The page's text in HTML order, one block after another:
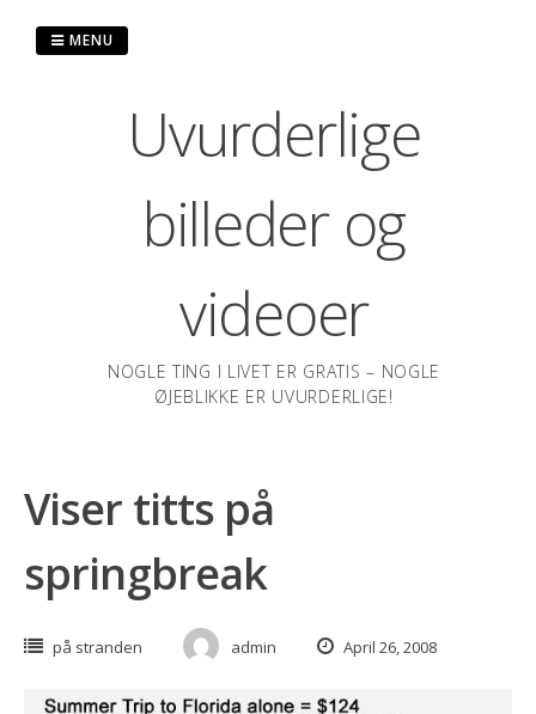
Uvurderlige
billeder og
videoer
NOGLE TING I LIVET ER GRATIS – NOGLE
ØJEBLIKKE ER UVURDERLIGE!
MENU
Viser titts på
springbreak
på stranden admin April 26, 2008